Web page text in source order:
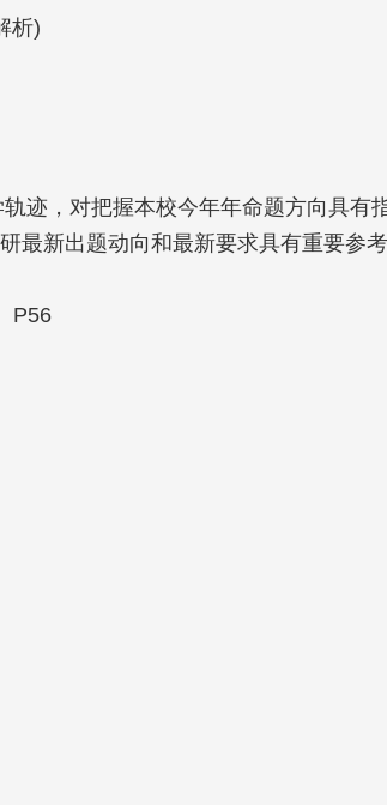
析)
迹，对把握本校今年年命题方向具有
最新出题动向和最新要求具有重要参